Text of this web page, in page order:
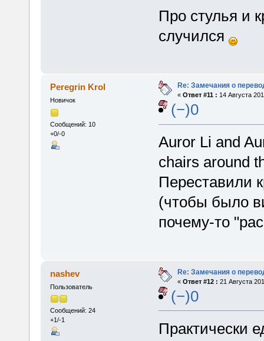
Про стулья и
случился
Peregrin Krol
Новичок
Сообщений: 10
+0/-0
Re: Замечания о
« Ответ #11 : 14 Августа
(−)0
Auror Li and
chairs around
Переставили
(чтобы было
почему-то
nashev
Пользователь
Сообщений: 24
+1/-1
Re: Замечания о
« Ответ #12 : 21 Августа
(−)0
Практически